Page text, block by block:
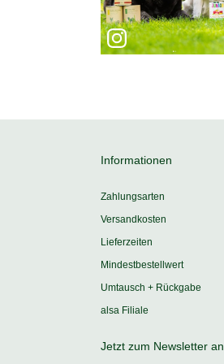
Informationen
Zahlungsarten
Versandkosten
Lieferzeiten
Mindestbestellwert
Umtausch + Rückgabe
alsa Filiale
Jetzt zum Newsletter